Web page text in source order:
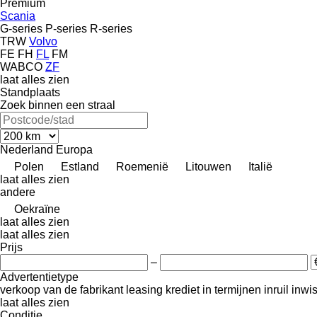
Premium
Scania
G-series P-series R-series
TRW Volvo
FE FH FL FM
WABCO ZF
laat alles zien
Standplaats
Zoek binnen een straal
Nederland Europa
Polen
Estland Roemenië Litouwen
Italië
laat alles zien
andere
Oekraïne
laat alles zien
laat alles zien
Prijs
–
Advertentietype
verkoop van de fabrikant leasing krediet in termijnen inruil
laat alles zien